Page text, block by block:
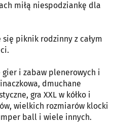
miłą niespodziankę dla
piknik rodzinny z całym
gier i zabaw plenerowych i
dmuchane
gra XXL w kółko i
wielkich rozmiarów klocki
ball i wiele innych.